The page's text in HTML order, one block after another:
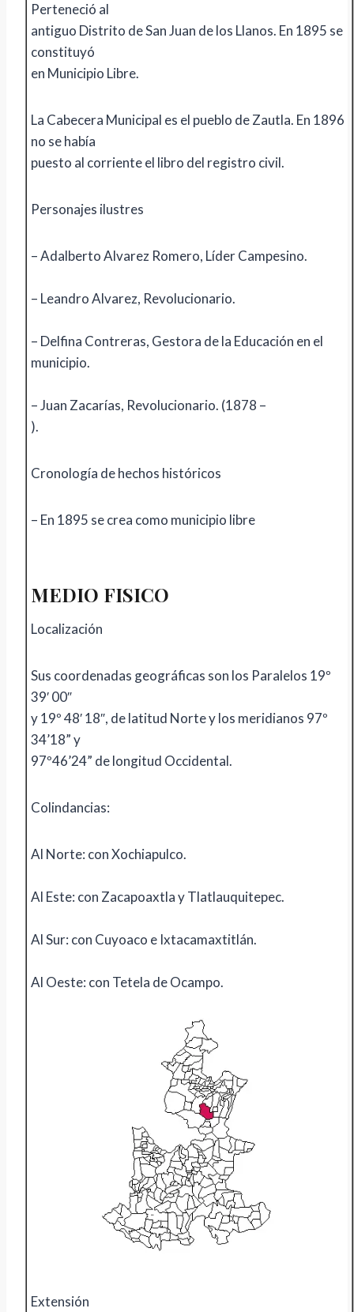
Perteneció al
antiguo Distrito de San Juan de los Llanos. En 1895 se
constituyó
en Municipio Libre.
La Cabecera Municipal es el pueblo de Zautla. En 1896
no se había
puesto al corriente el libro del registro civil.
Personajes ilustres
– Adalberto Alvarez Romero, Líder Campesino.
– Leandro Alvarez, Revolucionario.
– Delfina Contreras, Gestora de la Educación en el
municipio.
– Juan Zacarías, Revolucionario. (1878 –
).
Cronología de hechos históricos
– En 1895 se crea como municipio libre
MEDIO FISICO
Localización
Sus coordenadas geográficas son los Paralelos 19º
39′ 00″
y 19º 48′ 18″, de latitud Norte y los meridianos 97º
34’18” y
97º46’24” de longitud Occidental.
Colindancias:
Al Norte: con Xochiapulco.
Al Este: con Zacapoaxtla y Tlatlauquitepec.
Al Sur: con Cuyoaco e Ixtacamaxtitlán.
Al Oeste: con Tetela de Ocampo.
Extensión